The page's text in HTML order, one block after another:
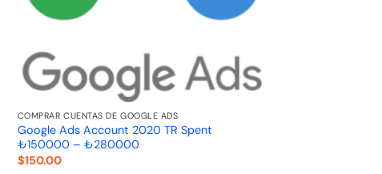
COMPRAR CUENTAS DE GOOGLE ADS
Google Ads Account 2020 TR Spent
₺150000 – ₺280000
$150.00